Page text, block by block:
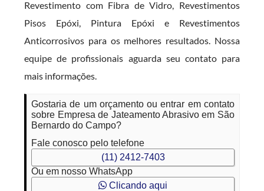
Revestimento com Fibra de Vidro, Revestimentos
Pisos Epóxi, Pintura Epóxi e Revestimentos
Anticorrosivos para os melhores resultados. Nossa
equipe de profissionais aguarda seu contato para
mais informações.
Gostaria de um orçamento ou entrar em contato
sobre Empresa de Jateamento Abrasivo em São
Bernardo do Campo?
Fale conosco pelo telefone
(11) 2412-7403
Ou em nosso WhatsApp
Clicando aqui